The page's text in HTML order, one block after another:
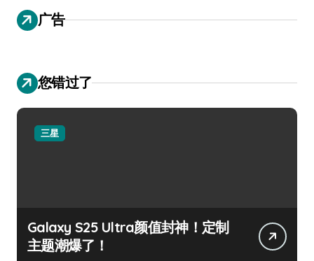
广告
您错过了
三星
Galaxy S25 Ultra颜值封神！定制
主题潮爆了！